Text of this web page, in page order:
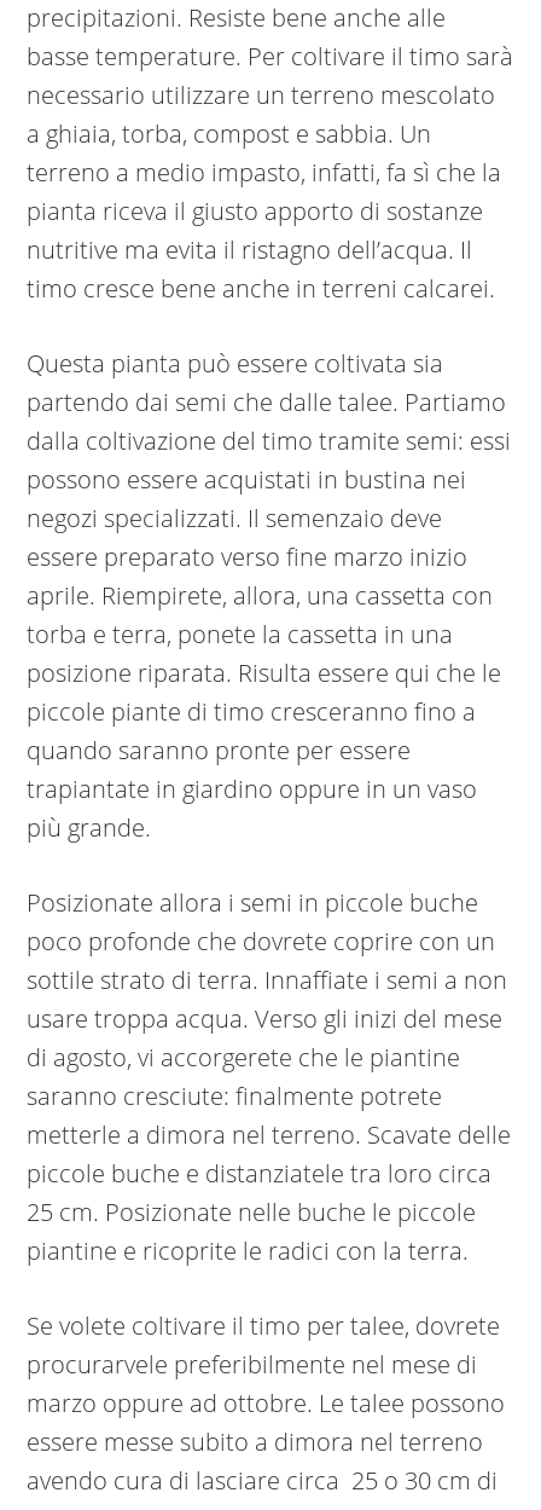
precipitazioni. Resiste bene anche alle
basse temperature. Per coltivare il timo sarà
necessario utilizzare un terreno mescolato
a ghiaia, torba, compost e sabbia. Un
terreno a medio impasto, infatti, fa sì che la
pianta riceva il giusto apporto di sostanze
nutritive ma evita il ristagno dell’acqua. Il
timo cresce bene anche in terreni calcarei.
Questa pianta può essere coltivata sia
partendo dai semi che dalle talee. Partiamo
dalla coltivazione del timo tramite semi: essi
possono essere acquistati in bustina nei
negozi specializzati. Il semenzaio deve
essere preparato verso fine marzo inizio
aprile. Riempirete, allora, una cassetta con
torba e terra, ponete la cassetta in una
posizione riparata. Risulta essere qui che le
piccole piante di timo cresceranno fino a
quando saranno pronte per essere
trapiantate in giardino oppure in un vaso
più grande.
Posizionate allora i semi in piccole buche
poco profonde che dovrete coprire con un
sottile strato di terra. Innaffiate i semi a non
usare troppa acqua. Verso gli inizi del mese
di agosto, vi accorgerete che le piantine
saranno cresciute: finalmente potrete
metterle a dimora nel terreno. Scavate delle
piccole buche e distanziatele tra loro circa
25 cm. Posizionate nelle buche le piccole
piantine e ricoprite le radici con la terra.
Se volete coltivare il timo per talee, dovrete
procurarvele preferibilmente nel mese di
marzo oppure ad ottobre. Le talee possono
essere messe subito a dimora nel terreno
avendo cura di lasciare circa 25 o 30 cm di